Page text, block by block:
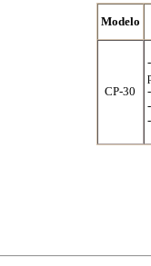
Modelo
CP-30